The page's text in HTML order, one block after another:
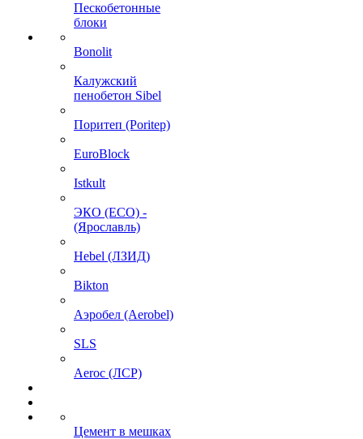
Пескобетонные
блоки
Bonolit
Калужский
пенобетон Sibel
Поритеп (Poritep)
EuroBlock
Istkult
ЭКО (ECO) -
(Ярославль)
Hebel (ЛЗИД)
Bikton
Аэробел (Aerobel)
SLS
Aeroc (ЛСР)
Цемент в мешках